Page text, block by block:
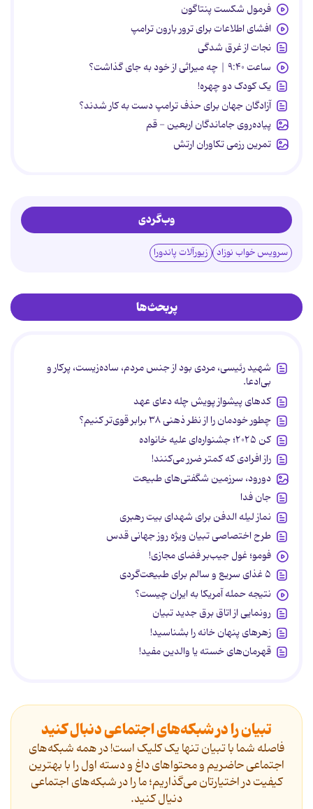
فرمول شکست پنتاگون
افشای اطلاعات برای ترور بارون ترامپ
نجات از غرق شدگی
ساعت ۹:۴۰ | چه میراثی از خود به جای گذاشت؟
یک کودک دو چهره!
آزادگان جهان برای حذف ترامپ دست به کار شدند؟
پیاده‌روی جاماندگان اربعین - قم
تمرین رزمی تکاوران ارتش
وب‌گردی
سرویس خواب نوزاد زیورآلات پاندورا
پربحث‌ها
شهید رئیسی، مردی بود از جنس مردم، ساده‌زیست، پرکار و
بی‌ادعا.
کدهای پیشواز پویش چله دعای عهد
چطور خودمان را از نظر ذهنی ۳۸ برابر قوی‌تر کنیم؟
کن ۲۰۲۵؛ جشنواره‌ای علیه خانواده
راز افرادی که کمتر ضرر می‌کنند!
دورود، سرزمین شگفتی‌های طبیعت
جان فدا
نماز لیله الدفن برای شهدای بیت رهبری
طرح اختصاصی تبیان ویژه روز جهانی قدس
فومو؛ غول جیب‌بر فضای مجازی!
۵ غذای سریع و سالم برای طبیعت‌گردی
نتیجه حمله آمریکا به ایران چیست؟
رونمایی از اتاق برق جدید تبیان
زهرهای پنهان خانه را بشناسید!
قهرمان‌های خسته یا والدین مفید!
تبیان را در شبکه‌های اجتماعی دنبال کنید
فاصله شما با تبیان تنها یک کلیک است! در همه شبکه‌های
اجتماعی حاضریم و محتواهای داغ و دسته اول را با بهترین
کیفیت در اختیارتان می‌گذاریم؛ ما را در شبکه‌های اجتماعی
دنیال کنید.